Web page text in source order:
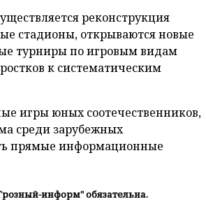
реконструкция
стадионы, открываются новые
турниры по игровым видам
к систематическим
игры юных соотечественников,
среди зарубежных
прямые информационные
информ" обязательна.